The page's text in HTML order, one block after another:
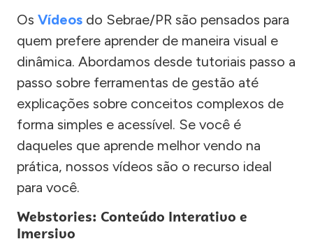
Os Vídeos do Sebrae/PR são pensados para
quem prefere aprender de maneira visual e
dinâmica. Abordamos desde tutoriais passo a
passo sobre ferramentas de gestão até
explicações sobre conceitos complexos de
forma simples e acessível. Se você é
daqueles que aprende melhor vendo na
prática, nossos vídeos são o recurso ideal
para você.
Webstories: Conteúdo Interativo e
Imersivo